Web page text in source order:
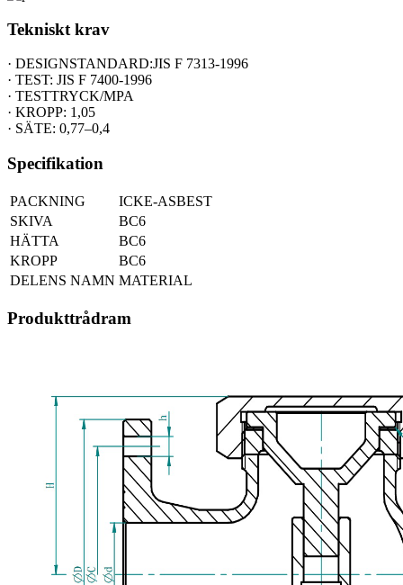
Tekniskt krav
· DESIGNSTANDARD:JIS F 7313-1996
· TEST: JIS F 7400-1996
· TESTTRYCK/MPA
· KROPP: 1,05
· SÄTE: 0,77–0,4
Specifikation
PACKNING
ICKE-ASBEST
SKIVA
BC6
HÄTTA
BC6
KROPP
BC6
DELENS NAMN MATERIAL
Produkttrådram